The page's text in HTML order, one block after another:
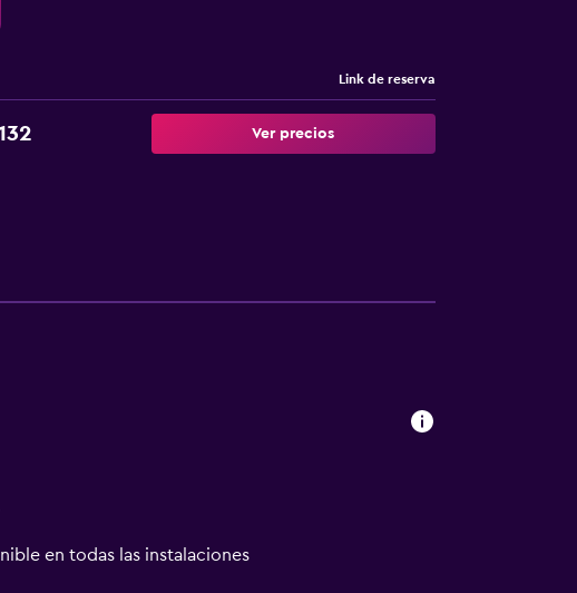
Link de reserva
Ver precios
en todas las instalaciones